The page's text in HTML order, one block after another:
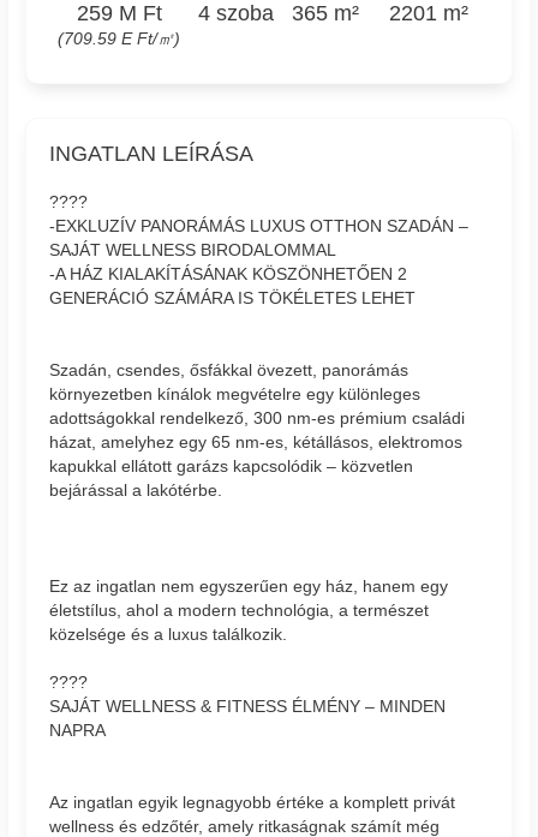
259 M Ft
(709.59 E Ft/㎡)
4 szoba 365 m² 2201 m²
INGATLAN LEÍRÁSA
????
-EXKLUZÍV PANORÁMÁS LUXUS OTTHON SZADÁN –
SAJÁT WELLNESS BIRODALOMMAL
-A HÁZ KIALAKÍTÁSÁNAK KÖSZÖNHETŐEN 2
GENERÁCIÓ SZÁMÁRA IS TÖKÉLETES LEHET
Szadán, csendes, ősfákkal övezett, panorámás
környezetben kínálok megvételre egy különleges
adottságokkal rendelkező, 300 nm-es prémium családi
házat, amelyhez egy 65 nm-es, kétállásos, elektromos
kapukkal ellátott garázs kapcsolódik – közvetlen
bejárással a lakótérbe.
Ez az ingatlan nem egyszerűen egy ház, hanem egy
életstílus, ahol a modern technológia, a természet
közelsége és a luxus találkozik.
????
SAJÁT WELLNESS & FITNESS ÉLMÉNY – MINDEN
NAPRA
Az ingatlan egyik legnagyobb értéke a komplett privát
wellness és edzőtér, amely ritkaságnak számít még